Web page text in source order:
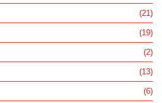
(21)
(19)
(2)
(13)
(6)